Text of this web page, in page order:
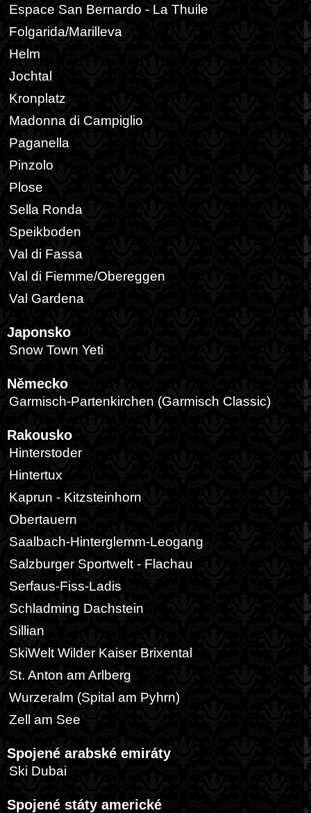
Espace San Bernardo - La Thuile
Folgarida/Marilleva
Helm
Jochtal
Kronplatz
Madonna di Campiglio
Paganella
Pinzolo
Plose
Sella Ronda
Speikboden
Val di Fassa
Val di Fiemme/Obereggen
Val Gardena
Japonsko
Snow Town Yeti
Německo
Garmisch-Partenkirchen (Garmisch Classic)
Rakousko
Hinterstoder
Hintertux
Kaprun - Kitzsteinhorn
Obertauern
Saalbach-Hinterglemm-Leogang
Salzburger Sportwelt - Flachau
Serfaus-Fiss-Ladis
Schladming Dachstein
Sillian
SkiWelt Wilder Kaiser Brixental
St. Anton am Arlberg
Wurzeralm (Spital am Pyhrn)
Zell am See
Spojené arabské emiráty
Ski Dubai
Spojené státy americké